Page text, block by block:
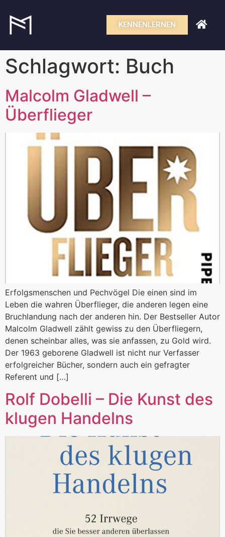
KENNENLERNEN
Schlagwort: Buch
Malcolm Gladwell –
Überflieger
Erfolgsmenschen und Pechvögel Die einen sind im
Leben die wahren Überflieger, die anderen legen eine
Bruchlandung nach der anderen hin. Der Bestseller Autor
Malcolm Gladwell zählt gewiss zu den Überfliegern,
denen scheinbar alles, was sie anfassen, zu Gold wird.
Der 1963 geborene Gladwell ist nicht nur Verfasser
erfolgreicher Bücher, sondern auch ein gefragter
Referent und […]
Rolf Dobelli – Die Kunst des
klugen Handelns